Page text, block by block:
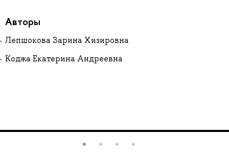
Авторы
Лепшокова Зарина Хизировна
Коджа Екатерина Андреевна